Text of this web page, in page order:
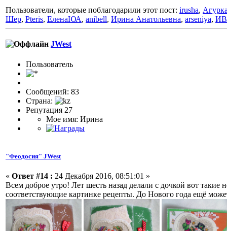
Пользователи, которые поблагодарили этот пост: irusha,
Шер, Pteris, ЕленаЮА, anibell, Ирина Анатольевна, arseniya,
JWest
Пользовaтeль
Сообщений: 83
Страна:
Репутация 27
Мое имя: Ирина
"Феодосия" JWest
« Ответ #14 : 24 Декабря 2016, 08:51:01 »
Всем доброе утро! Лет шесть назад делали с дочкой вот
соответствующие картинке рецепты. До Нового года ещё